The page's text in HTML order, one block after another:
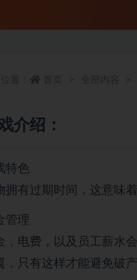
介绍：
特色
拥有过期时间，这意味
管理
，电费，以及员工薪水
，只有这样才能避免破产